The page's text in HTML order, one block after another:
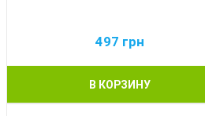
497 грн
В КОРЗИНУ